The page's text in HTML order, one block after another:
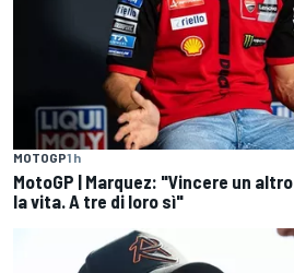
MOTOGP1 h
MotoGP | Marquez: "Vincere un
la vita. A tre di loro sì"